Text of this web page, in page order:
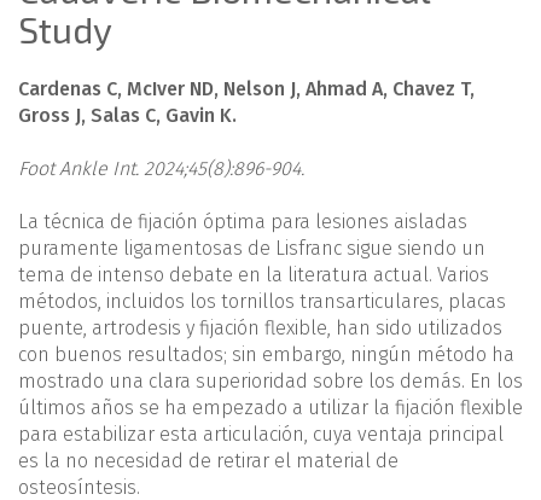
Study
Cardenas C, McIver ND, Nelson J, Ahmad A, Chavez T,
Gross J, Salas C, Gavin K.
Foot Ankle Int. 2024;45(8):896-904.
La técnica de fijación óptima para lesiones aisladas
puramente ligamentosas de Lisfranc sigue siendo un
tema de intenso debate en la literatura actual. Varios
métodos, incluidos los tornillos transarticulares, placas
puente, artrodesis y fijación flexible, han sido utilizados
con buenos resultados; sin embargo, ningún método ha
mostrado una clara superioridad sobre los demás. En los
últimos años se ha empezado a utilizar la fijación flexible
para estabilizar esta articulación, cuya ventaja principal
es la no necesidad de retirar el material de
osteosíntesis.